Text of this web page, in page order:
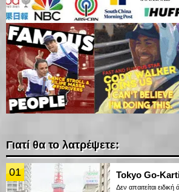
Γιατί θα το λατρέψετε:
01 Tokyo Go-
Δεν απαιτείται